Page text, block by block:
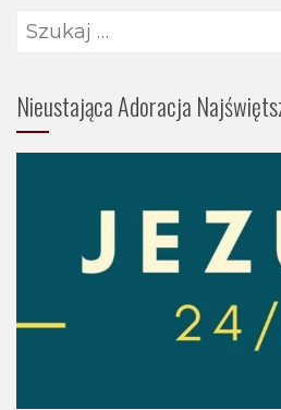
Szukaj:
Nieustająca Adoracja